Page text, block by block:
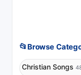
📂 Browse
Christian Songs